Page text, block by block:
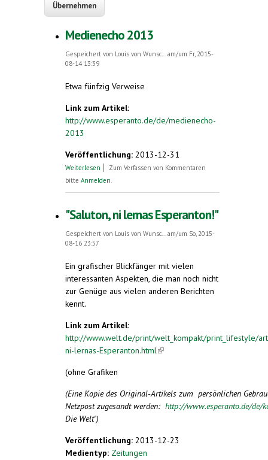
Medienecho 2013
Gespeichert von Louis von Wunsc...am/um Fr, 2015-
08-14 13:39
Etwa fünfzig Verweise
Link zum Artikel:
http://www.esperanto.de/de/medienecho-
2013
Veröffentlichung: 2013-12-31
Weiterlesen über Medienecho 2013
Zum Verfassen von Kommentaren
bitte Anmelden.
"Saluton, ni lernas Esperanton!"
Gespeichert von Louis von Wunsc...am/um So, 2015-
08-16 23:57
Ein grafischer Blickfänger mit vielen
interessanten Aspekten, die man noch nicht
zur Genüge aus vielen anderen Berichten
kennt.
Link zum Artikel:
http://www.welt.de/print/welt_kompakt/print_lifestyle/
ni-lernas-Esperanton.html(link is external)
(ohne Grafiken
(Eine Kopie des Original-Artikels zum persönlichen
Netzpost zugesandt werden: http://www.esperanto.de/de/
Die Welt")
Veröffentlichung: 2013-12-23
Medientyp: Zeitungen